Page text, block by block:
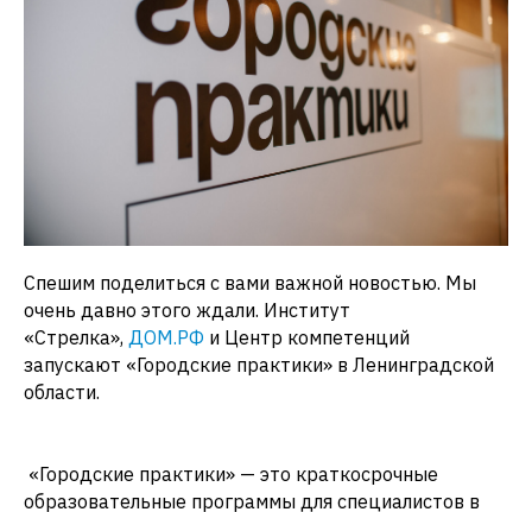
Спешим поделиться с вами важной новостью. Мы
очень давно этого ждали. Институт
«Стрелка», ДОМ.РФ и Центр компетенций
запускают «Городские практики» в Ленинградской
области.
«Городские практики» — это краткосрочные
образовательные программы для специалистов в